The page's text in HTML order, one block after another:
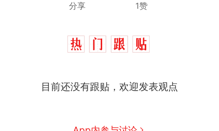
分享 1赞
目前还没有跟贴，欢迎发表观点